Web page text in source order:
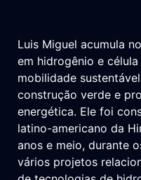
Luis Miguel acumula
em hidrogênio e
mobilidade
construção verde e
energética. Ele foi
latino-americano da
anos e meio, durante
vários projetos